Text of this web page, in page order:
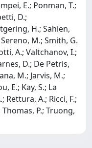
E.; Ponman, T.;
D.;
H.; Sahlen,
M.; Smith, G.
A.; Valtchanov, I.;
D.; De Petris,
M.; Jarvis, M.;
E.; Kay, S.; La
Rettura, A.; Ricci, F.;
Thomas, P.; Truong,